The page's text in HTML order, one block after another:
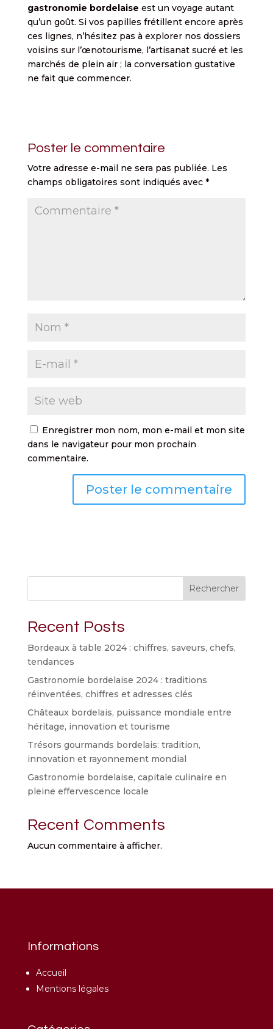
gastronomie bordelaise est un voyage autant
qu’un goût. Si vos papilles frétillent encore après
ces lignes, n’hésitez pas à explorer nos dossiers
voisins sur l’œnotourisme, l’artisanat sucré et les
marchés de plein air ; la conversation gustative
ne fait que commencer.
Poster le commentaire
Votre adresse e-mail ne sera pas publiée. Les
champs obligatoires sont indiqués avec *
Enregistrer mon nom, mon e-mail et mon site
dans le navigateur pour mon prochain
commentaire.
Rechercher
Recent Posts
Bordeaux à table 2024 : chiffres, saveurs, chefs,
tendances
Gastronomie bordelaise 2024 : traditions
réinventées, chiffres et adresses clés
Châteaux bordelais, puissance mondiale entre
héritage, innovation et tourisme
Trésors gourmands bordelais: tradition,
innovation et rayonnement mondial
Gastronomie bordelaise, capitale culinaire en
pleine effervescence locale
Recent Comments
Aucun commentaire à afficher.
Informations
Accueil
Mentions légales